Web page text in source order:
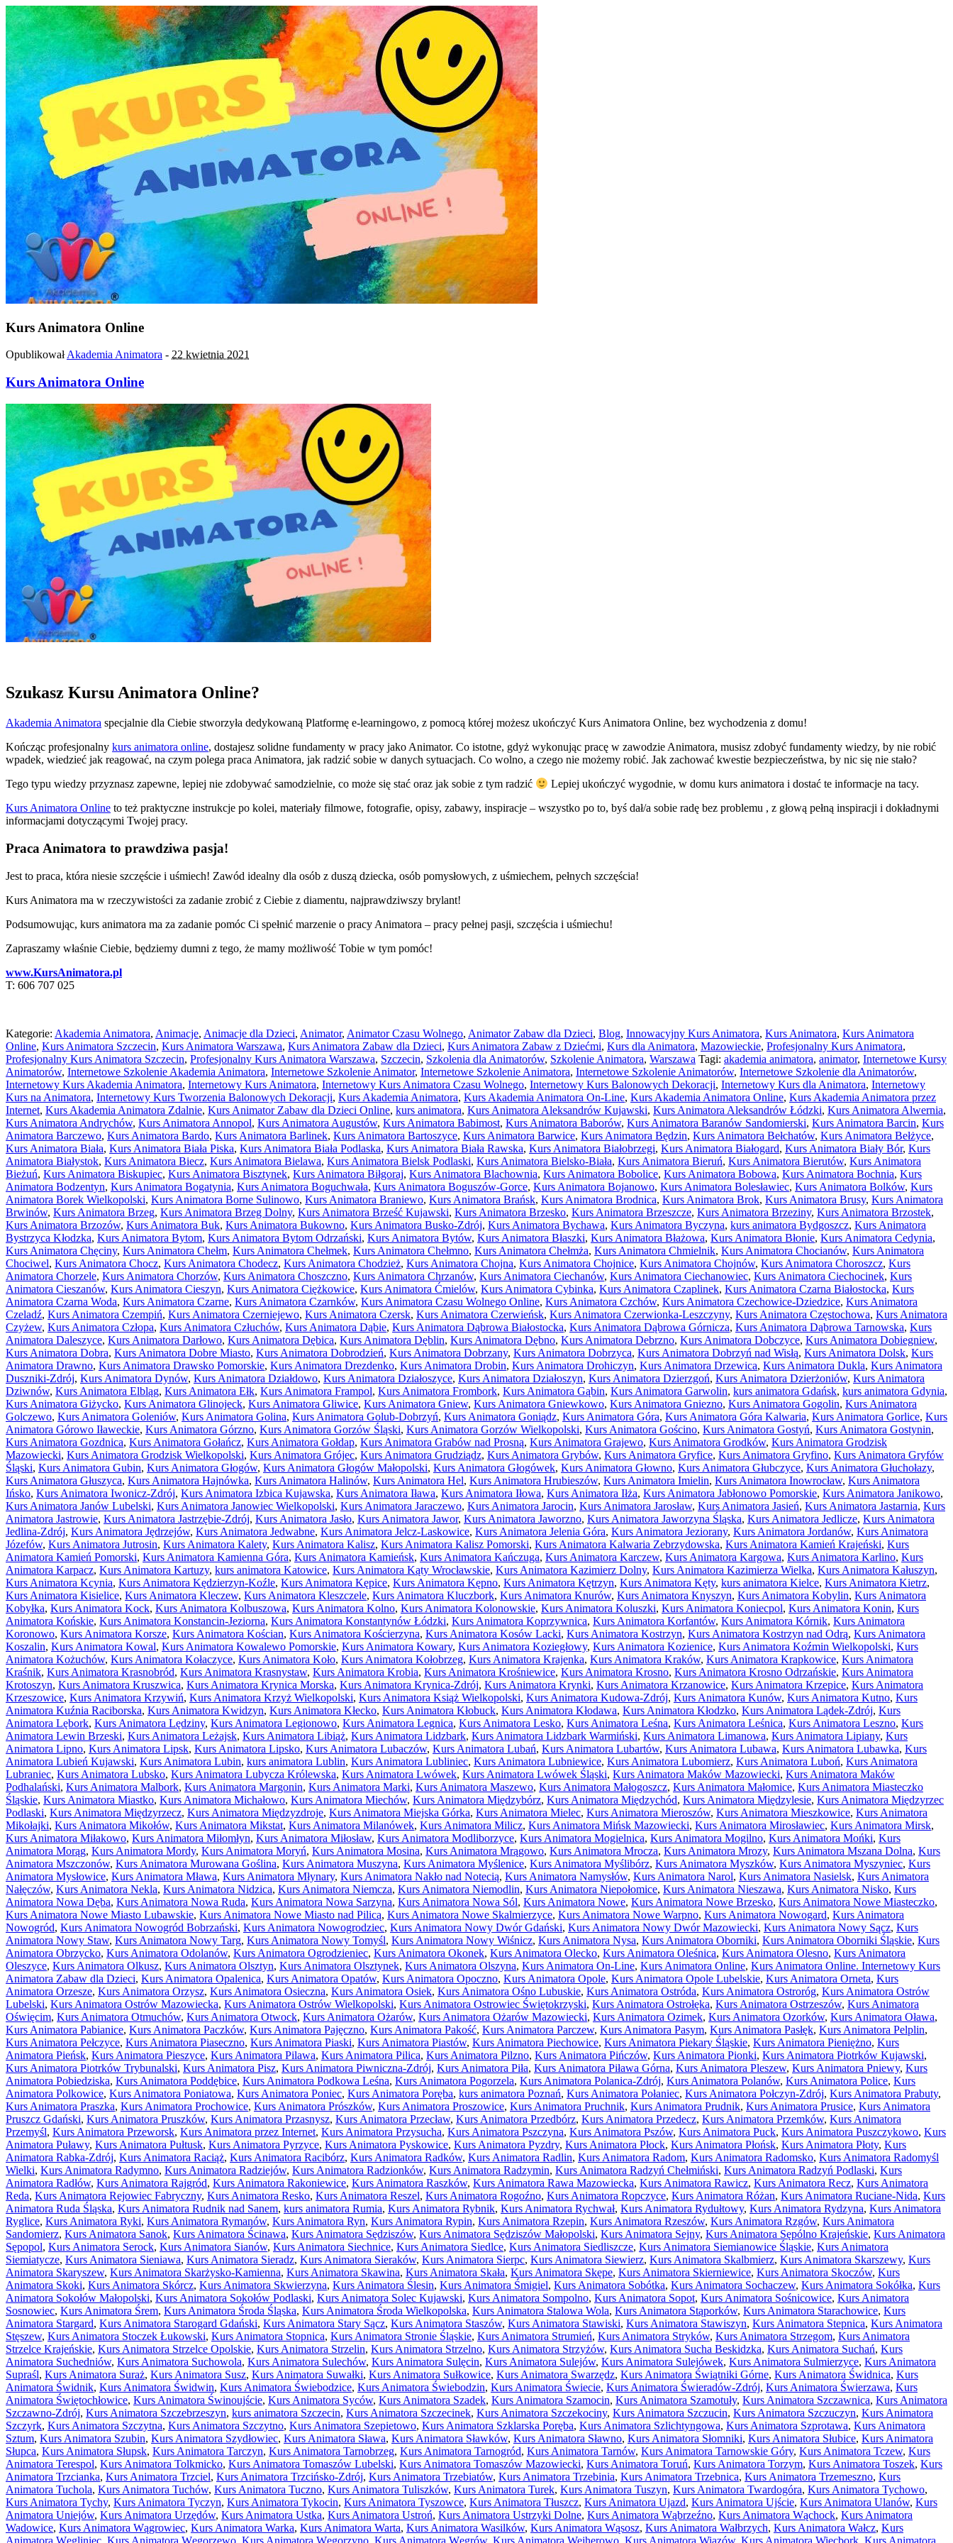
Kurs Animatora Online
OpublikowałAkademia Animatora - 22 kwietnia 2021
Kurs Animatora Online
Szukasz Kursu Animatora Online?
Akademia Animatora specjalnie dla Ciebie stworzyła dedykowaną Platformę e-learningowo, z pomocą której możesz ukończyć Kurs Animatora Online, bez wychodzenia z domu!
Kończąc profesjonalny kurs animatora online, dostajesz solidne fundamenty w pracy jako Animator. Co istotne, gdyż wykonując pracę w zawodzie Animatora, musisz zdobyć fundamenty wiedzy, by nie robić
wpadek, wiedzieć jak reagować, na czym polega praca Animatora, jak radzić sobie w danych sytuacjach. Co wolno, a czego nie możemy robić. Jak zachować kwestie bezpieczeństwa, by nic się nie stało?
Tego typu wiedzy przyznasz zapewne, lepiej nie zdobywać samodzielnie, co może się stać oraz jak sobie z tym radzić
Lepiej ukończyć wygodnie, w domu kurs animatora i dostać te informacje na tacy.
Kurs Animatora Online to też praktyczne instrukcje po kolei, materiały filmowe, fotografie, opisy, zabawy, inspiracje – wszystko po to, byś dał/a sobie radę bez problemu , z głową pełną inspiracji i dokładnymi
informacjami dotyczącymi Twojej pracy.
Praca Animatora to prawdziwa pasja!
Jest to praca, która niesie szczęście i uśmiech! Zawód idealny dla osób z duszą dziecka, osób pomysłowych, z uśmiechem, pełnych szczęścia!
Kurs Animatora ma w rzeczywistości za zadanie zrobić z Ciebie z diamentu, najprawdziwszy brylant!
Podsumowując, kurs animatora ma za zadanie pomóc Ci spełnić marzenie o pracy Animatora – pracy pełnej pasji, szczęścia i uśmiechu!
Zapraszamy właśnie Ciebie, będziemy dumni z tego, że mamy możliwość Tobie w tym pomóc!
www.KursAnimatora.pl
T: 606 707 025
Kategorie: Akademia Animatora, Animacje, Animacje dla Dzieci, Animator, Animator Czasu Wolnego, Animator Zabaw dla Dzieci, Blog, Innowacyjny Kurs Animatora, Kurs Animatora, Kurs Animatora
Online, Kurs Animatora Szczecin, Kurs Animatora Warszawa, Kurs Animatora Zabaw dla Dzieci, Kurs Animatora Zabaw z Dziećmi, Kurs dla Animatora, Mazowieckie, Profesjonalny Kurs Animatora,
Profesjonalny Kurs Animatora Szczecin, Profesjonalny Kurs Animatora Warszawa, Szczecin, Szkolenia dla Animatorów, Szkolenie Animatora, Warszawa Tagi: akademia animatora, animator, Internetowe Kursy
Animatorów, Internetowe Szkolenie Akademia Animatora, Internetowe Szkolenie Animator, Internetowe Szkolenie Animatora, Internetowe Szkolenie Animatorów, Internetowe Szkolenie dla Animatorów,
Internetowy Kurs Akademia Animatora, Internetowy Kurs Animatora, Internetowy Kurs Animatora Czasu Wolnego, Internetowy Kurs Balonowych Dekoracji, Internetowy Kurs dla Animatora, Internetowy
Kurs na Animatora, Internetowy Kurs Tworzenia Balonowych Dekoracji, Kurs Akademia Animatora, Kurs Akademia Animatora On-Line, Kurs Akademia Animatora Online, Kurs Akademia Animatora przez
Internet, Kurs Akademia Animatora Zdalnie, Kurs Animator Zabaw dla Dzieci Online, kurs animatora, Kurs Animatora Aleksandrów Kujawski, Kurs Animatora Aleksandrów Łódzki, Kurs Animatora Alwernia,
Kurs Animatora Andrychów, Kurs Animatora Annopol, Kurs Animatora Augustów, Kurs Animatora Babimost, Kurs Animatora Baborów, Kurs Animatora Baranów Sandomierski, Kurs Animatora Barcin, Kurs
Animatora Barczewo, Kurs Animatora Bardo, Kurs Animatora Barlinek, Kurs Animatora Bartoszyce, Kurs Animatora Barwice, Kurs Animatora Będzin, Kurs Animatora Bełchatów, Kurs Animatora Bełżyce,
Kurs Animatora Biała, Kurs Animatora Biała Piska, Kurs Animatora Biała Podlaska, Kurs Animatora Biała Rawska, Kurs Animatora Białobrzegi, Kurs Animatora Białogard, Kurs Animatora Biały Bór, Kurs
Animatora Białystok, Kurs Animatora Biecz, Kurs Animatora Bielawa, Kurs Animatora Bielsk Podlaski, Kurs Animatora Bielsko-Biała, Kurs Animatora Bieruń, Kurs Animatora Bierutów, Kurs Animatora
Bieżuń, Kurs Animatora Biskupiec, Kurs Animatora Bisztynek, Kurs Animatora Biłgoraj, Kurs Animatora Blachownia, Kurs Animatora Bobolice, Kurs Animatora Bobowa, Kurs Animatora Bochnia, Kurs
Animatora Bodzentyn, Kurs Animatora Bogatynia, Kurs Animatora Boguchwała, Kurs Animatora Boguszów-Gorce, Kurs Animatora Bojanowo, Kurs Animatora Bolesławiec, Kurs Animatora Bolków, Kurs
Animatora Borek Wielkopolski, Kurs Animatora Borne Sulinowo, Kurs Animatora Braniewo, Kurs Animatora Brańsk, Kurs Animatora Brodnica, Kurs Animatora Brok, Kurs Animatora Brusy, Kurs Animatora
Brwinów, Kurs Animatora Brzeg, Kurs Animatora Brzeg Dolny, Kurs Animatora Brześć Kujawski, Kurs Animatora Brzesko, Kurs Animatora Brzeszcze, Kurs Animatora Brzeziny, Kurs Animatora Brzostek,
Kurs Animatora Brzozów, Kurs Animatora Buk, Kurs Animatora Bukowno, Kurs Animatora Busko-Zdrój, Kurs Animatora Bychawa, Kurs Animatora Byczyna, kurs animatora Bydgoszcz, Kurs Animatora
Bystrzyca Kłodzka, Kurs Animatora Bytom, Kurs Animatora Bytom Odrzański, Kurs Animatora Bytów, Kurs Animatora Błaszki, Kurs Animatora Błażowa, Kurs Animatora Błonie, Kurs Animatora Cedynia,
Kurs Animatora Chęciny, Kurs Animatora Chełm, Kurs Animatora Chełmek, Kurs Animatora Chełmno, Kurs Animatora Chełmża, Kurs Animatora Chmielnik, Kurs Animatora Chocianów, Kurs Animatora
Chociwel, Kurs Animatora Chocz, Kurs Animatora Chodecz, Kurs Animatora Chodzież, Kurs Animatora Chojna, Kurs Animatora Chojnice, Kurs Animatora Chojnów, Kurs Animatora Choroszcz, Kurs
Animatora Chorzele, Kurs Animatora Chorzów, Kurs Animatora Choszczno, Kurs Animatora Chrzanów, Kurs Animatora Ciechanów, Kurs Animatora Ciechanowiec, Kurs Animatora Ciechocinek, Kurs
Animatora Cieszanów, Kurs Animatora Cieszyn, Kurs Animatora Ciężkowice, Kurs Animatora Ćmielów, Kurs Animatora Cybinka, Kurs Animatora Czaplinek, Kurs Animatora Czarna Białostocka, Kurs
Animatora Czarna Woda, Kurs Animatora Czarne, Kurs Animatora Czarnków, Kurs Animatora Czasu Wolnego Online, Kurs Animatora Czchów, Kurs Animatora Czechowice-Dziedzice, Kurs Animatora
Czeladź, Kurs Animatora Czempiń, Kurs Animatora Czerniejewo, Kurs Animatora Czersk, Kurs Animatora Czerwieńsk, Kurs Animatora Czerwionka-Leszczyny, Kurs Animatora Częstochowa, Kurs Animatora
Czyżew, Kurs Animatora Człopa, Kurs Animatora Człuchów, Kurs Animatora Dąbie, Kurs Animatora Dąbrowa Białostocka, Kurs Animatora Dąbrowa Górnicza, Kurs Animatora Dąbrowa Tarnowska, Kurs
Animatora Daleszyce, Kurs Animatora Darłowo, Kurs Animatora Dębica, Kurs Animatora Dęblin, Kurs Animatora Dębno, Kurs Animatora Debrzno, Kurs Animatora Dobczyce, Kurs Animatora Dobiegniew,
Kurs Animatora Dobra, Kurs Animatora Dobre Miasto, Kurs Animatora Dobrodzień, Kurs Animatora Dobrzany, Kurs Animatora Dobrzyca, Kurs Animatora Dobrzyń nad Wisłą, Kurs Animatora Dolsk, Kurs
Animatora Drawno, Kurs Animatora Drawsko Pomorskie, Kurs Animatora Drezdenko, Kurs Animatora Drobin, Kurs Animatora Drohiczyn, Kurs Animatora Drzewica, Kurs Animatora Dukla, Kurs Animatora
Duszniki-Zdrój, Kurs Animatora Dynów, Kurs Animatora Działdowo, Kurs Animatora Działoszyce, Kurs Animatora Działoszyn, Kurs Animatora Dzierzgoń, Kurs Animatora Dzierżoniów, Kurs Animatora
Dziwnów, Kurs Animatora Elbląg, Kurs Animatora Ełk, Kurs Animatora Frampol, Kurs Animatora Frombork, Kurs Animatora Gąbin, Kurs Animatora Garwolin, kurs animatora Gdańsk, kurs animatora Gdynia,
Kurs Animatora Giżycko, Kurs Animatora Glinojeck, Kurs Animatora Gliwice, Kurs Animatora Gniew, Kurs Animatora Gniewkowo, Kurs Animatora Gniezno, Kurs Animatora Gogolin, Kurs Animatora
Golczewo, Kurs Animatora Goleniów, Kurs Animatora Golina, Kurs Animatora Golub-Dobrzyń, Kurs Animatora Goniądz, Kurs Animatora Góra, Kurs Animatora Góra Kalwaria, Kurs Animatora Gorlice, Kurs
Animatora Górowo Iławeckie, Kurs Animatora Górzno, Kurs Animatora Gorzów Śląski, Kurs Animatora Gorzów Wielkopolski, Kurs Animatora Gościno, Kurs Animatora Gostyń, Kurs Animatora Gostynin,
Kurs Animatora Gozdnica, Kurs Animatora Gołańcz, Kurs Animatora Gołdap, Kurs Animatora Grabów nad Prosną, Kurs Animatora Grajewo, Kurs Animatora Grodków, Kurs Animatora Grodzisk
Mazowiecki, Kurs Animatora Grodzisk Wielkopolski, Kurs Animatora Grójec, Kurs Animatora Grudziądz, Kurs Animatora Grybów, Kurs Animatora Gryfice, Kurs Animatora Gryfino, Kurs Animatora Gryfów
Śląski, Kurs Animatora Gubin, Kurs Animatora Głogów, Kurs Animatora Głogów Małopolski, Kurs Animatora Głogówek, Kurs Animatora Głowno, Kurs Animatora Głubczyce, Kurs Animatora Głuchołazy,
Kurs Animatora Głuszyca, Kurs Animatora Hajnówka, Kurs Animatora Halinów, Kurs Animatora Hel, Kurs Animatora Hrubieszów, Kurs Animatora Imielin, Kurs Animatora Inowrocław, Kurs Animatora
Ińsko, Kurs Animatora Iwonicz-Zdrój, Kurs Animatora Izbica Kujawska, Kurs Animatora Iława, Kurs Animatora Iłowa, Kurs Animatora Iłża, Kurs Animatora Jabłonowo Pomorskie, Kurs Animatora Janikowo,
Kurs Animatora Janów Lubelski, Kurs Animatora Janowiec Wielkopolski, Kurs Animatora Jaraczewo, Kurs Animatora Jarocin, Kurs Animatora Jarosław, Kurs Animatora Jasień, Kurs Animatora Jastarnia, Kurs
Animatora Jastrowie, Kurs Animatora Jastrzębie-Zdrój, Kurs Animatora Jasło, Kurs Animatora Jawor, Kurs Animatora Jaworzno, Kurs Animatora Jaworzyna Śląska, Kurs Animatora Jedlicze, Kurs Animatora
Jedlina-Zdrój, Kurs Animatora Jędrzejów, Kurs Animatora Jedwabne, Kurs Animatora Jelcz-Laskowice, Kurs Animatora Jelenia Góra, Kurs Animatora Jeziorany, Kurs Animatora Jordanów, Kurs Animatora
Józefów, Kurs Animatora Jutrosin, Kurs Animatora Kalety, Kurs Animatora Kalisz, Kurs Animatora Kalisz Pomorski, Kurs Animatora Kalwaria Zebrzydowska, Kurs Animatora Kamień Krajeński, Kurs
Animatora Kamień Pomorski, Kurs Animatora Kamienna Góra, Kurs Animatora Kamieńsk, Kurs Animatora Kańczuga, Kurs Animatora Karczew, Kurs Animatora Kargowa, Kurs Animatora Karlino, Kurs
Animatora Karpacz, Kurs Animatora Kartuzy, kurs animatora Katowice, Kurs Animatora Kąty Wrocławskie, Kurs Animatora Kazimierz Dolny, Kurs Animatora Kazimierza Wielka, Kurs Animatora Kałuszyn,
Kurs Animatora Kcynia, Kurs Animatora Kędzierzyn-Koźle, Kurs Animatora Kępice, Kurs Animatora Kępno, Kurs Animatora Kętrzyn, Kurs Animatora Kęty, kurs animatora Kielce, Kurs Animatora Kietrz,
Kurs Animatora Kisielice, Kurs Animatora Kleczew, Kurs Animatora Kleszczele, Kurs Animatora Kluczbork, Kurs Animatora Knurów, Kurs Animatora Knyszyn, Kurs Animatora Kobylin, Kurs Animatora
Kobyłka, Kurs Animatora Kock, Kurs Animatora Kolbuszowa, Kurs Animatora Kolno, Kurs Animatora Kolonowskie, Kurs Animatora Koluszki, Kurs Animatora Koniecpol, Kurs Animatora Konin, Kurs
Animatora Końskie, Kurs Animatora Konstancin-Jeziorna, Kurs Animatora Konstantynów Łódzki, Kurs Animatora Koprzywnica, Kurs Animatora Korfantów, Kurs Animatora Kórnik, Kurs Animatora
Koronowo, Kurs Animatora Korsze, Kurs Animatora Kościan, Kurs Animatora Kościerzyna, Kurs Animatora Kosów Lacki, Kurs Animatora Kostrzyn, Kurs Animatora Kostrzyn nad Odrą, Kurs Animatora
Koszalin, Kurs Animatora Kowal, Kurs Animatora Kowalewo Pomorskie, Kurs Animatora Kowary, Kurs Animatora Koziegłowy, Kurs Animatora Kozienice, Kurs Animatora Koźmin Wielkopolski, Kurs
Animatora Kożuchów, Kurs Animatora Kołaczyce, Kurs Animatora Koło, Kurs Animatora Kołobrzeg, Kurs Animatora Krajenka, Kurs Animatora Kraków, Kurs Animatora Krapkowice, Kurs Animatora
Kraśnik, Kurs Animatora Krasnobród, Kurs Animatora Krasnystaw, Kurs Animatora Krobia, Kurs Animatora Krośniewice, Kurs Animatora Krosno, Kurs Animatora Krosno Odrzańskie, Kurs Animatora
Krotoszyn, Kurs Animatora Kruszwica, Kurs Animatora Krynica Morska, Kurs Animatora Krynica-Zdrój, Kurs Animatora Krynki, Kurs Animatora Krzanowice, Kurs Animatora Krzepice, Kurs Animatora
Krzeszowice, Kurs Animatora Krzywiń, Kurs Animatora Krzyż Wielkopolski, Kurs Animatora Książ Wielkopolski, Kurs Animatora Kudowa-Zdrój, Kurs Animatora Kunów, Kurs Animatora Kutno, Kurs
Animatora Kuźnia Raciborska, Kurs Animatora Kwidzyn, Kurs Animatora Kłecko, Kurs Animatora Kłobuck, Kurs Animatora Kłodawa, Kurs Animatora Kłodzko, Kurs Animatora Lądek-Zdrój, Kurs
Animatora Lębork, Kurs Animatora Lędziny, Kurs Animatora Legionowo, Kurs Animatora Legnica, Kurs Animatora Lesko, Kurs Animatora Leśna, Kurs Animatora Leśnica, Kurs Animatora Leszno, Kurs
Animatora Lewin Brzeski, Kurs Animatora Leżajsk, Kurs Animatora Libiąż, Kurs Animatora Lidzbark, Kurs Animatora Lidzbark Warmiński, Kurs Animatora Limanowa, Kurs Animatora Lipiany, Kurs
Animatora Lipno, Kurs Animatora Lipsk, Kurs Animatora Lipsko, Kurs Animatora Lubaczów, Kurs Animatora Lubań, Kurs Animatora Lubartów, Kurs Animatora Lubawa, Kurs Animatora Lubawka, Kurs
Animatora Lubień Kujawski, Kurs Animatora Lubin, kurs animatora Lublin, Kurs Animatora Lubliniec, Kurs Animatora Lubniewice, Kurs Animatora Lubomierz, Kurs Animatora Luboń, Kurs Animatora
Lubraniec, Kurs Animatora Lubsko, Kurs Animatora Lubycza Królewska, Kurs Animatora Lwówek, Kurs Animatora Lwówek Śląski, Kurs Animatora Maków Mazowiecki, Kurs Animatora Maków
Podhalański, Kurs Animatora Malbork, Kurs Animatora Margonin, Kurs Animatora Marki, Kurs Animatora Maszewo, Kurs Animatora Małogoszcz, Kurs Animatora Małomice, Kurs Animatora Miasteczko
Śląskie, Kurs Animatora Miastko, Kurs Animatora Michałowo, Kurs Animatora Miechów, Kurs Animatora Międzybórz, Kurs Animatora Międzychód, Kurs Animatora Międzylesie, Kurs Animatora Międzyrzec
Podlaski, Kurs Animatora Międzyrzecz, Kurs Animatora Międzyzdroje, Kurs Animatora Miejska Górka, Kurs Animatora Mielec, Kurs Animatora Mieroszów, Kurs Animatora Mieszkowice, Kurs Animatora
Mikołajki, Kurs Animatora Mikołów, Kurs Animatora Mikstat, Kurs Animatora Milanówek, Kurs Animatora Milicz, Kurs Animatora Mińsk Mazowiecki, Kurs Animatora Mirosławiec, Kurs Animatora Mirsk,
Kurs Animatora Miłakowo, Kurs Animatora Miłomłyn, Kurs Animatora Miłosław, Kurs Animatora Modliborzyce, Kurs Animatora Mogielnica, Kurs Animatora Mogilno, Kurs Animatora Mońki, Kurs
Animatora Morąg, Kurs Animatora Mordy, Kurs Animatora Moryń, Kurs Animatora Mosina, Kurs Animatora Mrągowo, Kurs Animatora Mrocza, Kurs Animatora Mrozy, Kurs Animatora Mszana Dolna, Kurs
Animatora Mszczonów, Kurs Animatora Murowana Goślina, Kurs Animatora Muszyna, Kurs Animatora Myślenice, Kurs Animatora Myślibórz, Kurs Animatora Myszków, Kurs Animatora Myszyniec, Kurs
Animatora Mysłowice, Kurs Animatora Mława, Kurs Animatora Młynary, Kurs Animatora Nakło nad Notecią, Kurs Animatora Namysłów, Kurs Animatora Narol, Kurs Animatora Nasielsk, Kurs Animatora
Nałęczów, Kurs Animatora Nekla, Kurs Animatora Nidzica, Kurs Animatora Niemcza, Kurs Animatora Niemodlin, Kurs Animatora Niepołomice, Kurs Animatora Nieszawa, Kurs Animatora Nisko, Kurs
Animatora Nowa Dęba, Kurs Animatora Nowa Ruda, Kurs Animatora Nowa Sarzyna, Kurs Animatora Nowa Sól, Kurs Animatora Nowe, Kurs Animatora Nowe Brzesko, Kurs Animatora Nowe Miasteczko,
Kurs Animatora Nowe Miasto Lubawskie, Kurs Animatora Nowe Miasto nad Pilicą, Kurs Animatora Nowe Skalmierzyce, Kurs Animatora Nowe Warpno, Kurs Animatora Nowogard, Kurs Animatora
Nowogród, Kurs Animatora Nowogród Bobrzański, Kurs Animatora Nowogrodziec, Kurs Animatora Nowy Dwór Gdański, Kurs Animatora Nowy Dwór Mazowiecki, Kurs Animatora Nowy Sącz, Kurs
Animatora Nowy Staw, Kurs Animatora Nowy Targ, Kurs Animatora Nowy Tomyśl, Kurs Animatora Nowy Wiśnicz, Kurs Animatora Nysa, Kurs Animatora Oborniki, Kurs Animatora Oborniki Śląskie, Kurs
Animatora Obrzycko, Kurs Animatora Odolanów, Kurs Animatora Ogrodzieniec, Kurs Animatora Okonek, Kurs Animatora Olecko, Kurs Animatora Oleśnica, Kurs Animatora Olesno, Kurs Animatora
Oleszyce, Kurs Animatora Olkusz, Kurs Animatora Olsztyn, Kurs Animatora Olsztynek, Kurs Animatora Olszyna, Kurs Animatora On-Line, Kurs Animatora Online, Kurs Animatora Online. Internetowy Kurs
Animatora Zabaw dla Dzieci, Kurs Animatora Opalenica, Kurs Animatora Opatów, Kurs Animatora Opoczno, Kurs Animatora Opole, Kurs Animatora Opole Lubelskie, Kurs Animatora Orneta, Kurs
Animatora Orzesze, Kurs Animatora Orzysz, Kurs Animatora Osieczna, Kurs Animatora Osiek, Kurs Animatora Ośno Lubuskie, Kurs Animatora Ostróda, Kurs Animatora Ostroróg, Kurs Animatora Ostrów
Lubelski, Kurs Animatora Ostrów Mazowiecka, Kurs Animatora Ostrów Wielkopolski, Kurs Animatora Ostrowiec Świętokrzyski, Kurs Animatora Ostrołęka, Kurs Animatora Ostrzeszów, Kurs Animatora
Oświęcim, Kurs Animatora Otmuchów, Kurs Animatora Otwock, Kurs Animatora Ożarów, Kurs Animatora Ożarów Mazowiecki, Kurs Animatora Ozimek, Kurs Animatora Ozorków, Kurs Animatora Oława,
Kurs Animatora Pabianice, Kurs Animatora Paczków, Kurs Animatora Pajęczno, Kurs Animatora Pakość, Kurs Animatora Parczew, Kurs Animatora Pasym, Kurs Animatora Pasłęk, Kurs Animatora Pelplin,
Kurs Animatora Pełczyce, Kurs Animatora Piaseczno, Kurs Animatora Piaski, Kurs Animatora Piastów, Kurs Animatora Piechowice, Kurs Animatora Piekary Śląskie, Kurs Animatora Pieniężno, Kurs
Animatora Pieńsk, Kurs Animatora Pieszyce, Kurs Animatora Pilawa, Kurs Animatora Pilica, Kurs Animatora Pilzno, Kurs Animatora Pińczów, Kurs Animatora Pionki, Kurs Animatora Piotrków Kujawski,
Kurs Animatora Piotrków Trybunalski, Kurs Animatora Pisz, Kurs Animatora Piwniczna-Zdrój, Kurs Animatora Piła, Kurs Animatora Piława Górna, Kurs Animatora Pleszew, Kurs Animatora Pniewy, Kurs
Animatora Pobiedziska, Kurs Animatora Poddębice, Kurs Animatora Podkowa Leśna, Kurs Animatora Pogorzela, Kurs Animatora Polanica-Zdrój, Kurs Animatora Polanów, Kurs Animatora Police, Kurs
Animatora Polkowice, Kurs Animatora Poniatowa, Kurs Animatora Poniec, Kurs Animatora Poręba, kurs animatora Poznań, Kurs Animatora Połaniec, Kurs Animatora Połczyn-Zdrój, Kurs Animatora Prabuty,
Kurs Animatora Praszka, Kurs Animatora Prochowice, Kurs Animatora Prószków, Kurs Animatora Proszowice, Kurs Animatora Pruchnik, Kurs Animatora Prudnik, Kurs Animatora Prusice, Kurs Animatora
Pruszcz Gdański, Kurs Animatora Pruszków, Kurs Animatora Przasnysz, Kurs Animatora Przecław, Kurs Animatora Przedbórz, Kurs Animatora Przedecz, Kurs Animatora Przemków, Kurs Animatora
Przemyśl, Kurs Animatora Przeworsk, Kurs Animatora przez Internet, Kurs Animatora Przysucha, Kurs Animatora Pszczyna, Kurs Animatora Pszów, Kurs Animatora Puck, Kurs Animatora Puszczykowo, Kurs
Animatora Puławy, Kurs Animatora Pułtusk, Kurs Animatora Pyrzyce, Kurs Animatora Pyskowice, Kurs Animatora Pyzdry, Kurs Animatora Płock, Kurs Animatora Płońsk, Kurs Animatora Płoty, Kurs
Animatora Rabka-Zdrój, Kurs Animatora Raciąż, Kurs Animatora Racibórz, Kurs Animatora Radków, Kurs Animatora Radlin, Kurs Animatora Radom, Kurs Animatora Radomsko, Kurs Animatora Radomyśl
Wielki, Kurs Animatora Radymno, Kurs Animatora Radziejów, Kurs Animatora Radzionków, Kurs Animatora Radzymin, Kurs Animatora Radzyń Chełmiński, Kurs Animatora Radzyń Podlaski, Kurs
Animatora Radłów, Kurs Animatora Rajgród, Kurs Animatora Rakoniewice, Kurs Animatora Raszków, Kurs Animatora Rawa Mazowiecka, Kurs Animatora Rawicz, Kurs Animatora Recz, Kurs Animatora
Reda, Kurs Animatora Rejowiec Fabryczny, Kurs Animatora Resko, Kurs Animatora Reszel, Kurs Animatora Rogoźno, Kurs Animatora Ropczyce, Kurs Animatora Różan, Kurs Animatora Ruciane-Nida, Kurs
Animatora Ruda Śląska, Kurs Animatora Rudnik nad Sanem, kurs animatora Rumia, Kurs Animatora Rybnik, Kurs Animatora Rychwał, Kurs Animatora Rydułtowy, Kurs Animatora Rydzyna, Kurs Animatora
Ryglice, Kurs Animatora Ryki, Kurs Animatora Rymanów, Kurs Animatora Ryn, Kurs Animatora Rypin, Kurs Animatora Rzepin, Kurs Animatora Rzeszów, Kurs Animatora Rzgów, Kurs Animatora
Sandomierz, Kurs Animatora Sanok, Kurs Animatora Ścinawa, Kurs Animatora Sędziszów, Kurs Animatora Sędziszów Małopolski, Kurs Animatora Sejny, Kurs Animatora Sępólno Krajeńskie, Kurs Animatora
Sępopol, Kurs Animatora Serock, Kurs Animatora Sianów, Kurs Animatora Siechnice, Kurs Animatora Siedlce, Kurs Animatora Siedliszcze, Kurs Animatora Siemianowice Śląskie, Kurs Animatora
Siemiatycze, Kurs Animatora Sieniawa, Kurs Animatora Sieradz, Kurs Animatora Sieraków, Kurs Animatora Sierpc, Kurs Animatora Siewierz, Kurs Animatora Skalbmierz, Kurs Animatora Skarszewy, Kurs
Animatora Skaryszew, Kurs Animatora Skarżysko-Kamienna, Kurs Animatora Skawina, Kurs Animatora Skała, Kurs Animatora Skępe, Kurs Animatora Skierniewice, Kurs Animatora Skoczów, Kurs
Animatora Skoki, Kurs Animatora Skórcz, Kurs Animatora Skwierzyna, Kurs Animatora Ślesin, Kurs Animatora Śmigiel, Kurs Animatora Sobótka, Kurs Animatora Sochaczew, Kurs Animatora Sokółka, Kurs
Animatora Sokołów Małopolski, Kurs Animatora Sokołów Podlaski, Kurs Animatora Solec Kujawski, Kurs Animatora Sompolno, Kurs Animatora Sopot, Kurs Animatora Sośnicowice, Kurs Animatora
Sosnowiec, Kurs Animatora Śrem, Kurs Animatora Środa Śląska, Kurs Animatora Środa Wielkopolska, Kurs Animatora Stalowa Wola, Kurs Animatora Stąporków, Kurs Animatora Starachowice, Kurs
Animatora Stargard, Kurs Animatora Starogard Gdański, Kurs Animatora Stary Sącz, Kurs Animatora Staszów, Kurs Animatora Stawiski, Kurs Animatora Stawiszyn, Kurs Animatora Stepnica, Kurs Animatora
Stęszew, Kurs Animatora Stoczek Łukowski, Kurs Animatora Stopnica, Kurs Animatora Stronie Śląskie, Kurs Animatora Strumień, Kurs Animatora Stryków, Kurs Animatora Strzegom, Kurs Animatora
Strzelce Krajeńskie, Kurs Animatora Strzelce Opolskie, Kurs Animatora Strzelin, Kurs Animatora Strzelno, Kurs Animatora Strzyżów, Kurs Animatora Sucha Beskidzka, Kurs Animatora Suchań, Kurs
Animatora Suchedniów, Kurs Animatora Suchowola, Kurs Animatora Sulechów, Kurs Animatora Sulęcin, Kurs Animatora Sulejów, Kurs Animatora Sulejówek, Kurs Animatora Sulmierzyce, Kurs Animatora
Supraśl, Kurs Animatora Suraż, Kurs Animatora Susz, Kurs Animatora Suwałki, Kurs Animatora Sułkowice, Kurs Animatora Swarzędz, Kurs Animatora Świątniki Górne, Kurs Animatora Świdnica, Kurs
Animatora Świdnik, Kurs Animatora Świdwin, Kurs Animatora Świebodzice, Kurs Animatora Świebodzin, Kurs Animatora Świecie, Kurs Animatora Świeradów-Zdrój, Kurs Animatora Świerzawa, Kurs
Animatora Świętochłowice, Kurs Animatora Świnoujście, Kurs Animatora Syców, Kurs Animatora Szadek, Kurs Animatora Szamocin, Kurs Animatora Szamotuły, Kurs Animatora Szczawnica, Kurs Animatora
Szczawno-Zdrój, Kurs Animatora Szczebrzeszyn, kurs animatora Szczecin, Kurs Animatora Szczecinek, Kurs Animatora Szczekociny, Kurs Animatora Szczucin, Kurs Animatora Szczuczyn, Kurs Animatora
Szczyrk, Kurs Animatora Szczytna, Kurs Animatora Szczytno, Kurs Animatora Szepietowo, Kurs Animatora Szklarska Poręba, Kurs Animatora Szlichtyngowa, Kurs Animatora Szprotawa, Kurs Animatora
Sztum, Kurs Animatora Szubin, Kurs Animatora Szydłowiec, Kurs Animatora Sława, Kurs Animatora Sławków, Kurs Animatora Sławno, Kurs Animatora Słomniki, Kurs Animatora Słubice, Kurs Animatora
Słupca, Kurs Animatora Słupsk, Kurs Animatora Tarczyn, Kurs Animatora Tarnobrzeg, Kurs Animatora Tarnogród, Kurs Animatora Tarnów, Kurs Animatora Tarnowskie Góry, Kurs Animatora Tczew, Kurs
Animatora Terespol, Kurs Animatora Tolkmicko, Kurs Animatora Tomaszów Lubelski, Kurs Animatora Tomaszów Mazowiecki, Kurs Animatora Toruń, Kurs Animatora Torzym, Kurs Animatora Toszek, Kurs
Animatora Trzcianka, Kurs Animatora Trzciel, Kurs Animatora Trzcińsko-Zdrój, Kurs Animatora Trzebiatów, Kurs Animatora Trzebinia, Kurs Animatora Trzebnica, Kurs Animatora Trzemeszno, Kurs
Animatora Tuchola, Kurs Animatora Tuchów, Kurs Animatora Tuczno, Kurs Animatora Tuliszków, Kurs Animatora Turek, Kurs Animatora Tuszyn, Kurs Animatora Twardogóra, Kurs Animatora Tychowo,
Kurs Animatora Tychy, Kurs Animatora Tyczyn, Kurs Animatora Tykocin, Kurs Animatora Tyszowce, Kurs Animatora Tłuszcz, Kurs Animatora Ujazd, Kurs Animatora Ujście, Kurs Animatora Ulanów, Kurs
Animatora Uniejów, Kurs Animatora Urzędów, Kurs Animatora Ustka, Kurs Animatora Ustroń, Kurs Animatora Ustrzyki Dolne, Kurs Animatora Wąbrzeźno, Kurs Animatora Wąchock, Kurs Animatora
Wadowice, Kurs Animatora Wągrowiec, Kurs Animatora Warka, Kurs Animatora Warta, Kurs Animatora Wasilków, Kurs Animatora Wąsosz, Kurs Animatora Wałbrzych, Kurs Animatora Wałcz, Kurs
Animatora Węgliniec Kurs Animatora Węgorzewo Kurs Animatora Węgorzyno Kurs Animatora Węgrów, Kurs Animatora Wejherowo Kurs Animatora Wiązów, Kurs Animatora Więcbork Kurs Animatora